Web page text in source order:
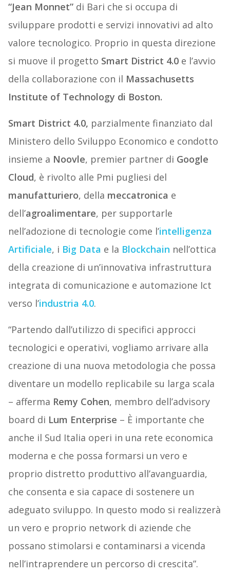
“Jean Monnet”di Bari che si occupa di
sviluppare prodotti e servizi innovativi ad alto
valore tecnologico. Proprio in questa direzione
si muove il progetto Smart District 4.0 e l’avvio
della collaborazione con il Massachusetts
Institute of Technology di Boston.
Smart District 4.0, parzialmente finanziato dal
Ministero dello Sviluppo Economico e condotto
insieme a Noovle, premier partner di Google
Cloud, è rivolto alle Pmi pugliesi del
manufatturiero, della meccatronica e
dell’agroalimentare, per supportarle
nell’adozione di tecnologie come l’intelligenza
Artificiale, i Big Data e la Blockchain nell’ottica
della creazione di un’innovativa infrastruttura
integrata di comunicazione e automazione Ict
verso l’industria 4.0.
“Partendo dall’utilizzo di specifici approcci
tecnologici e operativi, vogliamo arrivare alla
creazione di una nuova metodologia che possa
diventare un modello replicabile su larga scala
– afferma Remy Cohen, membro dell’advisory
board di Lum Enterprise – È importante che
anche il Sud Italia operi in una rete economica
moderna e che possa formarsi un vero e
proprio distretto produttivo all’avanguardia,
che consenta e sia capace di sostenere un
adeguato sviluppo. In questo modo si realizzerà
un vero e proprio network di aziende che
possano stimolarsi e contaminarsi a vicenda
nell’intraprendere un percorso di crescita”.